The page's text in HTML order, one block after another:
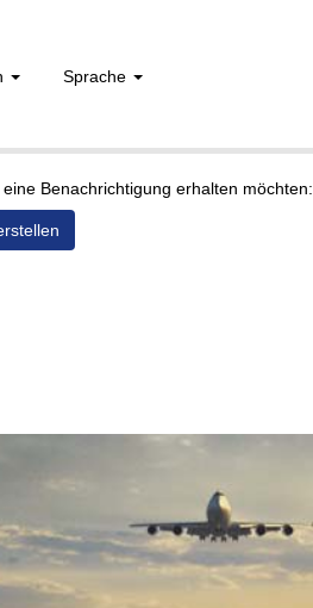
Sprache
Benachrichtigung erhalten möchten: